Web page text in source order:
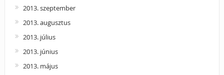
2013. szeptember
2013. augusztus
2013. július
2013. június
2013. május